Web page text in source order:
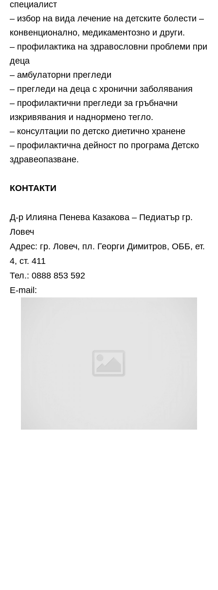
специалист
– избор на вида лечение на детските болести –
конвенционално, медикаментозно и други.
– профилактика на здравословни проблеми при
деца
– амбулаторни прегледи
– прегледи на деца с хронични заболявания
– профилактични прегледи за гръбначни
изкривявания и наднормено тегло.
– консултации по детско диетично хранене
– профилактична дейност по програма Детско
здравеопазване.
КОНТАКТИ
Д-р Илияна Пенева Казакова – Педиатър гр.
Ловеч
Адрес: гр. Ловеч, пл. Георги Димитров, ОББ, ет.
4, ст. 411
Тел.: 0888 853 592
Е-mail: